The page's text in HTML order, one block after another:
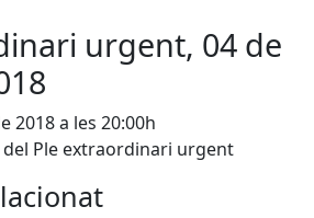
urgent, 04 de
2018 a les 20:00h
Ple extraordinari urgent